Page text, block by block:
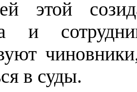
этой
и
в суды.